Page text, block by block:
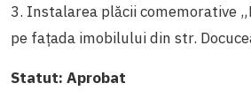
3. Instalarea plăcii comemorative
pe fațada imobilului din str.
Statut: Aprobat